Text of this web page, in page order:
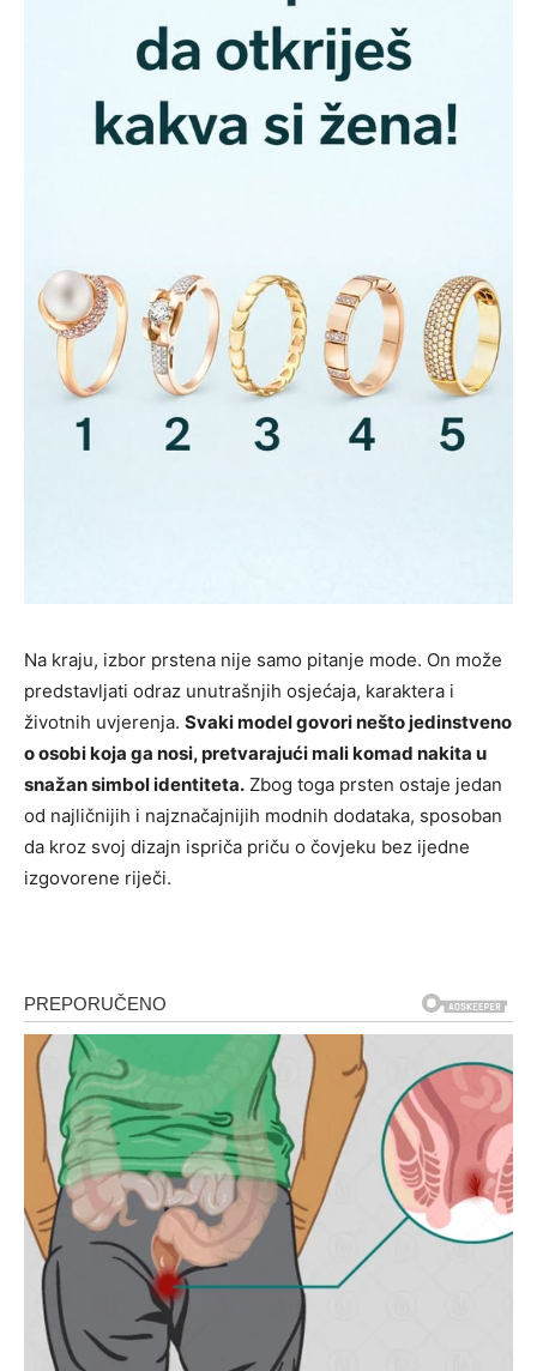
Na kraju, izbor prstena nije samo pitanje mode. On može
predstavljati odraz unutrašnjih osjećaja, karaktera i
životnih uvjerenja. Svaki model govori nešto jedinstveno
o osobi koja ga nosi, pretvarajući mali komad nakita u
snažan simbol identiteta. Zbog toga prsten ostaje jedan
od najličnijih i najznačajnijih modnih dodataka, sposoban
da kroz svoj dizajn ispriča priču o čovjeku bez ijedne
izgovorene riječi.